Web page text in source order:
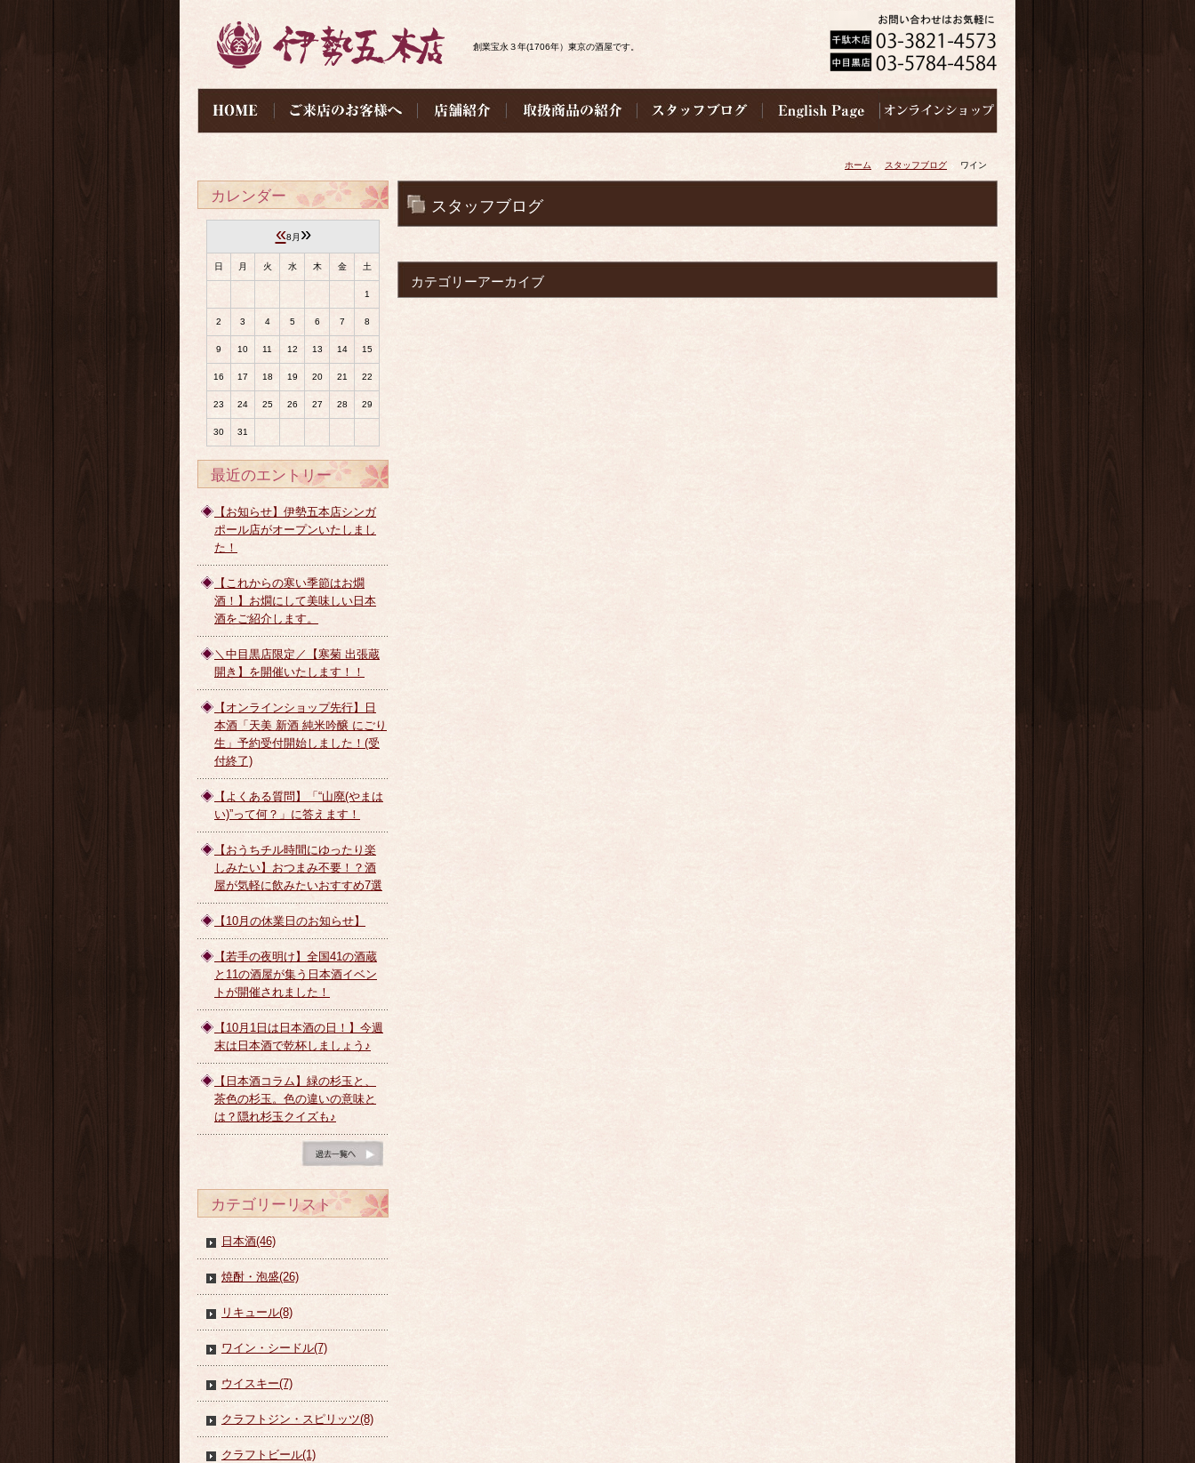
創業宝永３年(1706年）東京の酒屋です。
ホーム スタッフブログ ワイン
スタッフブログ
カテゴリーアーカイブ
カレンダー
«8月 »
日 月 火 水 木 金 土
1
2 3 4 5 6 7 8
9 10 11 12 13 14 15
16 17 18 19 20 21 22
23 24 25 26 27 28 29
30 31
最近のエントリー
【お知らせ】伊勢五本店シンガ
ポール店がオープンいたしまし
た！
【これからの寒い季節はお燗
酒！】お燗にして美味しい日本
酒をご紹介します。
＼中目黒店限定／【寒菊 出張蔵
開き】を開催いたします！！
【オンラインショップ先行】日
本酒「天美 新酒 純米吟醸 にごり
生」予約受付開始しました！(受
付終了)
【よくある質問】「“山廃(やまは
い)”って何？」に答えます！
【おうちチル時間にゆったり楽
しみたい】おつまみ不要！？酒
屋が気軽に飲みたいおすすめ7選
【10月の休業日のお知らせ】
【若手の夜明け】全国41の酒蔵
と11の酒屋が集う日本酒イベン
トが開催されました！
【10月1日は日本酒の日！】今週
末は日本酒で乾杯しましょう♪
【日本酒コラム】緑の杉玉と、
茶色の杉玉。色の違いの意味と
は？隠れ杉玉クイズも♪
カテゴリーリスト
日本酒(46)
焼酎・泡盛(26)
リキュール(8)
ワイン・シードル(7)
ウイスキー(7)
クラフトジン・スピリッツ(8)
クラフトビール(1)